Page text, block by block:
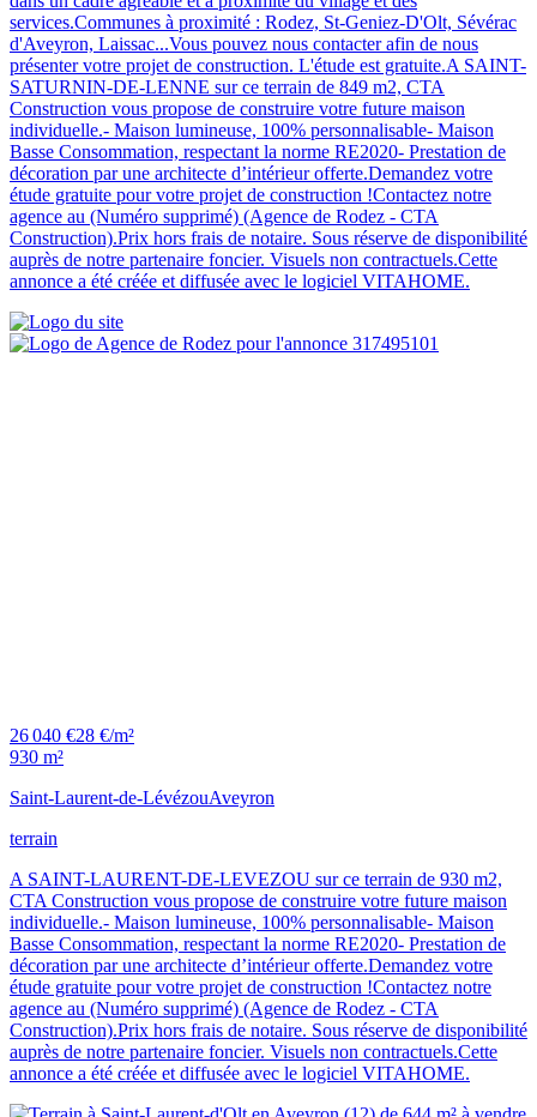
services.Communes à proximité : Rodez, St-Geniez-D'Olt, Sévérac
d'Aveyron, Laissac...Vous pouvez nous contacter afin de nous
présenter votre projet de construction. L'étude est gratuite.A SAINT-
SATURNIN-DE-LENNE sur ce terrain de 849 m2, CTA
Construction vous propose de construire votre future maison
individuelle.- Maison lumineuse, 100% personnalisable- Maison
Basse Consommation, respectant la norme RE2020- Prestation de
décoration par une architecte d’intérieur offerte.Demandez votre
étude gratuite pour votre projet de construction !Contactez notre
agence au (Numéro supprimé) (Agence de Rodez - CTA
Construction).Prix hors frais de notaire. Sous réserve de disponibilité
auprès de notre partenaire foncier. Visuels non contractuels.Cette
annonce a été créée et diffusée avec le logiciel VITAHOME.
26 040 €28 €/m²
930 m²
Saint-Laurent-de-LévézouAveyron
terrain
A SAINT-LAURENT-DE-LEVEZOU sur ce terrain de 930 m2,
CTA Construction vous propose de construire votre future maison
individuelle.- Maison lumineuse, 100% personnalisable- Maison
Basse Consommation, respectant la norme RE2020- Prestation de
décoration par une architecte d’intérieur offerte.Demandez votre
étude gratuite pour votre projet de construction !Contactez notre
agence au (Numéro supprimé) (Agence de Rodez - CTA
Construction).Prix hors frais de notaire. Sous réserve de disponibilité
auprès de notre partenaire foncier. Visuels non contractuels.Cette
annonce a été créée et diffusée avec le logiciel VITAHOME.